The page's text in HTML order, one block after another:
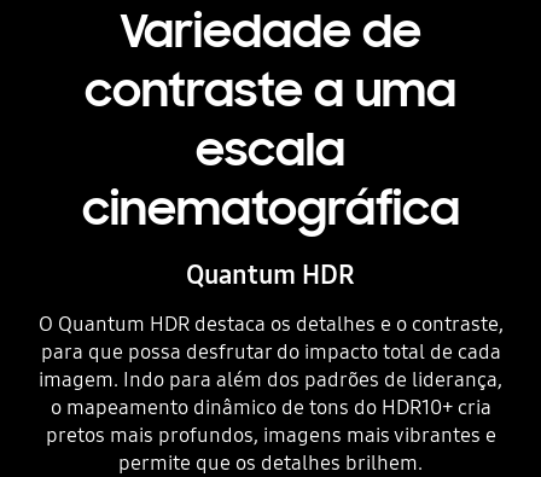
Variedade de
contraste a uma
escala
cinematográfica
Quantum HDR
O Quantum HDR destaca os detalhes e o contraste,
para que possa desfrutar do impacto total de cada
imagem. Indo para além dos padrões de liderança,
o mapeamento dinâmico de tons do HDR10+ cria
pretos mais profundos, imagens mais vibrantes e
permite que os detalhes brilhem.
HDR 10+